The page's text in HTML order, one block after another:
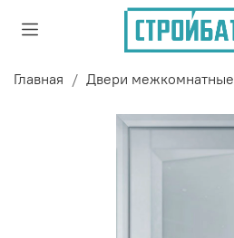
Главная Двери межкомнатные